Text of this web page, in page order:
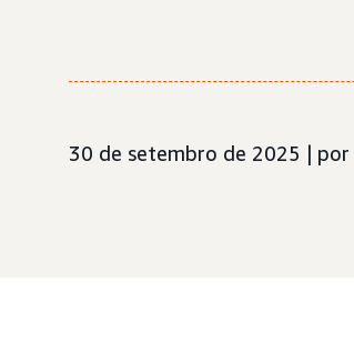
30 de setembro de 2025 | por